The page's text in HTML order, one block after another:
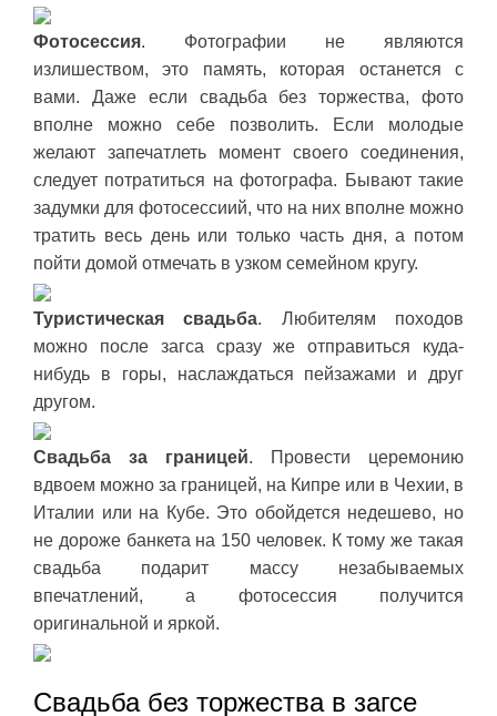
Фотосессия. Фотографии не являются
излишеством, это память, которая останется с
вами. Даже если свадьба без торжества, фото
вполне можно себе позволить. Если молодые
желают запечатлеть момент своего соединения,
следует потратиться на фотографа. Бывают такие
задумки для фотосессиий, что на них вполне можно
тратить весь день или только часть дня, а потом
пойти домой отмечать в узком семейном кругу.
Туристическая свадьба. Любителям походов
можно после загса сразу же отправиться куда-
нибудь в горы, наслаждаться пейзажами и друг
другом.
Свадьба за границей. Провести церемонию
вдвоем можно за границей, на Кипре или в Чехии, в
Италии или на Кубе. Это обойдется недешево, но
не дороже банкета на 150 человек. К тому же такая
свадьба подарит массу незабываемых
впечатлений, а фотосессия получится
оригинальной и яркой.
Свадьба без торжества в загсе